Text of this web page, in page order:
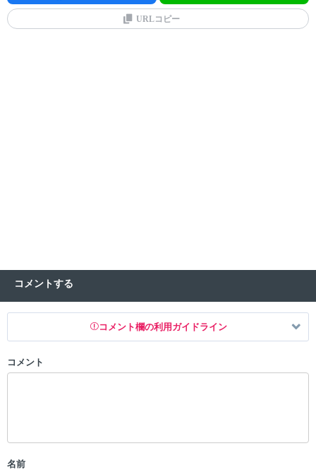
URLコピー
コメントする
コメント欄の利用ガイドライン
以下の書き込みを禁止とし、場合によってはコメント削除や書き込み制
コメント
名前